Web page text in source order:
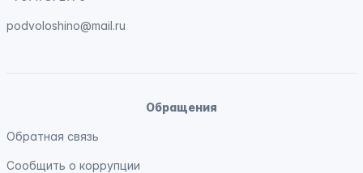
podvoloshino@mail.ru
Обращения
Обратная связь
Сообщить о коррупции